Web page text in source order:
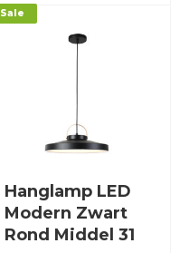
Hanglamp LED
Modern Zwart
Rond Middel 31
Sale